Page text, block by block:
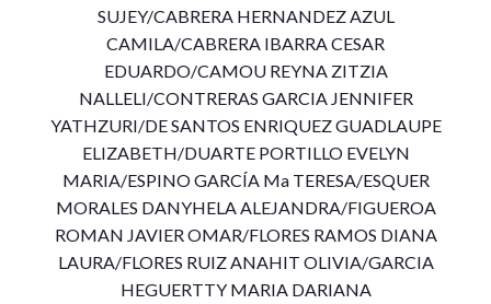
SUJEY/CABRERA HERNANDEZ AZUL
CAMILA/CABRERA IBARRA CESAR
EDUARDO/CAMOU REYNA ZITZIA
NALLELI/CONTRERAS GARCIA JENNIFER
YATHZURI/DE SANTOS ENRIQUEZ GUADLAUPE
ELIZABETH/DUARTE PORTILLO EVELYN
MARIA/ESPINO GARCÍA Ma TERESA/ESQUER
MORALES DANYHELA ALEJANDRA/FIGUEROA
ROMAN JAVIER OMAR/FLORES RAMOS DIANA
LAURA/FLORES RUIZ ANAHIT OLIVIA/GARCIA
HEGUERTTY MARIA DARIANA